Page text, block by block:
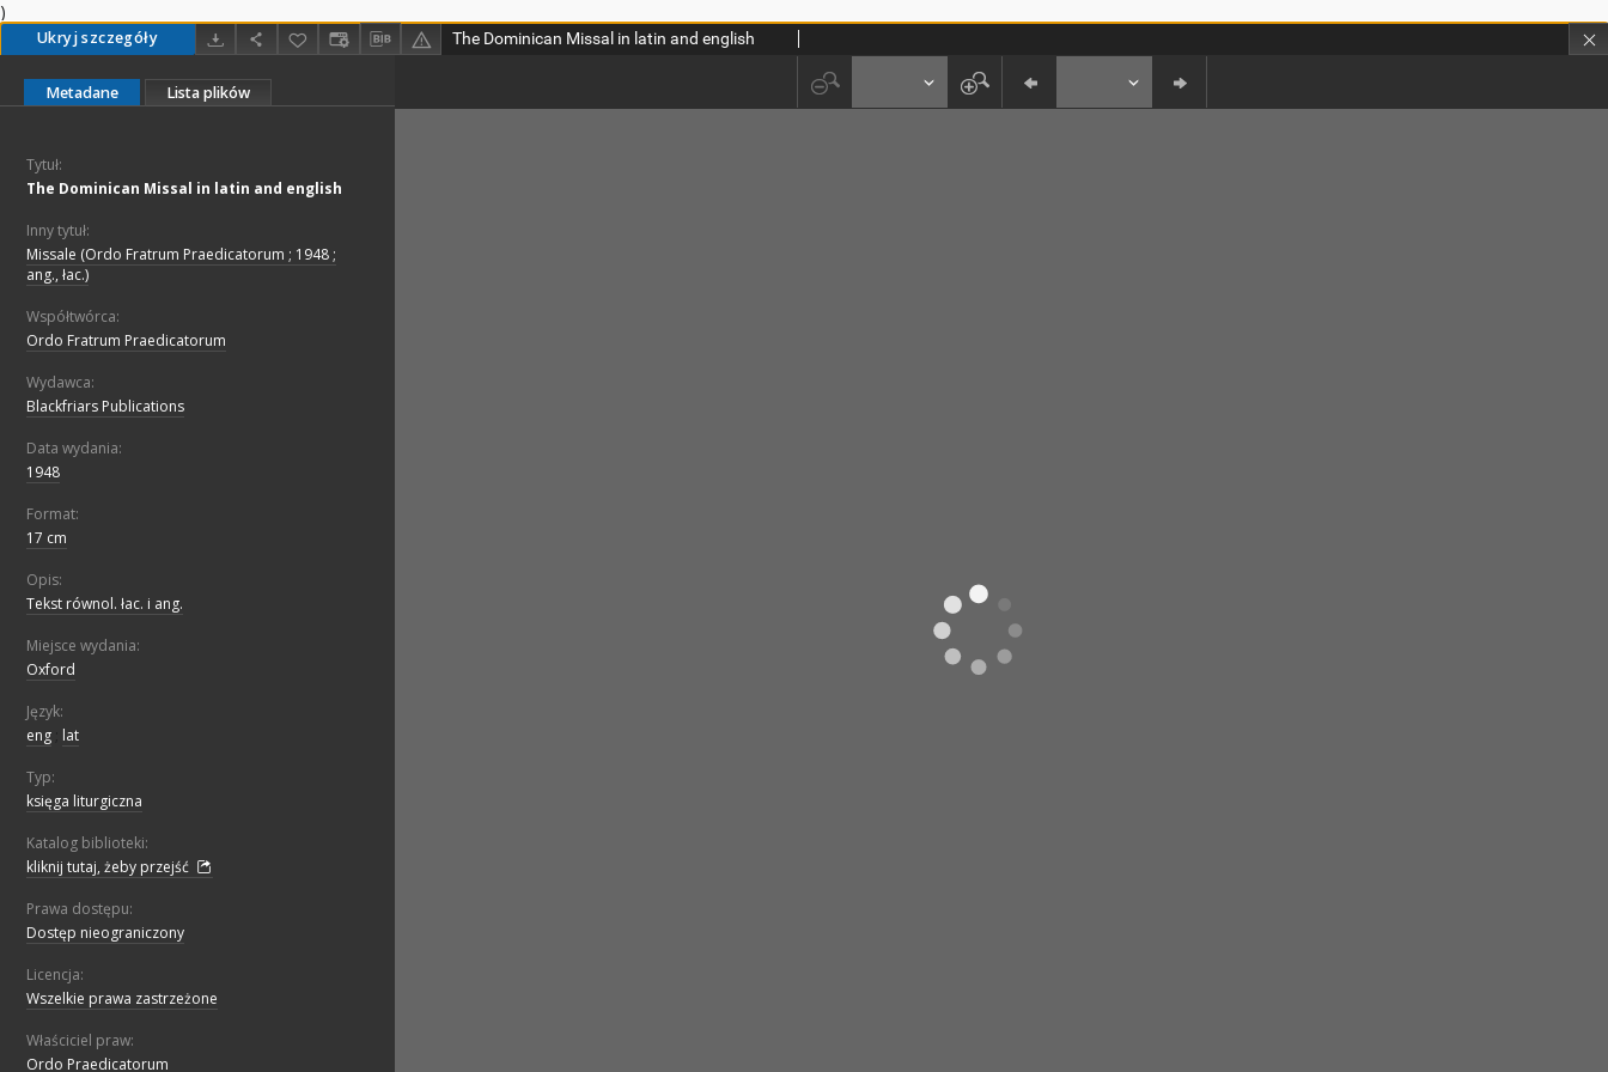
)
Ukryj szczegóły The Dominican Missal in latin and english
Metadane Lista plików
Tytuł:
The Dominican Missal in latin and english
Inny tytuł:
Missale (Ordo Fratrum Praedicatorum ; 1948 ;
ang., łac.)
Współtwórca:
Ordo Fratrum Praedicatorum
Wydawca:
Blackfriars Publications
Data wydania:
1948
Format:
17 cm
Opis:
Tekst równol. łac. i ang.
Miejsce wydania:
Oxford
Język:
eng lat
Typ:
księga liturgiczna
Katalog biblioteki:
kliknij tutaj, żeby przejść
Prawa dostępu:
Dostęp nieograniczony
Licencja:
Wszelkie prawa zastrzeżone
Właściciel praw:
Ordo Praedicatorum